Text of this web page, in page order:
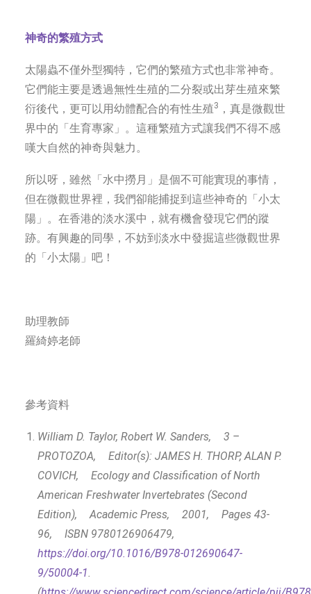
‌神奇的繁殖方式‌
太陽蟲不僅外型獨特，它們的繁殖方式也非常神奇。
它們能主要是透過無性生殖的二分裂或出芽生殖來繁
衍後代，更可以用幼體配合的有性生殖3 ，真是微觀世
界中的「生育專家」。這種繁殖方式讓我們不得不感
嘆大自然的神奇與魅力。 ‌
所以呀，雖然「水中撈月」是個不可能實現的事情，
但在微觀世界裡，我們卻能捕捉到這些神奇的「小太
陽」。在香港的淡水溪中，就有機會發現它們的蹤
跡。有興趣的同學，不妨到淡水中發掘這些微觀世界
的「小太陽」吧！
助理教師
羅綺婷老師
參考資料
William D. Taylor, Robert W. Sanders,
3 –
PROTOZOA,
Editor(s): JAMES H. THORP, ALAN P.
COVICH,
Ecology and Classification of North
American Freshwater Invertebrates (Second
Edition),
Academic Press, 2001,
Pages 43-
96,
ISBN 9780126906479,
https://doi.org/10.1016/B978-012690647-
9/50004-1.